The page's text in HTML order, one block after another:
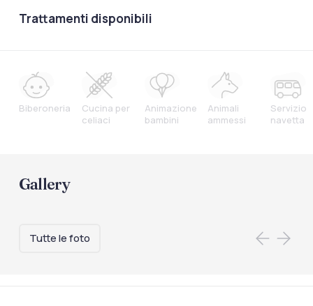
Trattamenti disponibili
Biberoneria
Cucina per
celiaci
Animazione
bambini
Animali
ammessi
Servizio
navetta
Gallery
Tutte le foto